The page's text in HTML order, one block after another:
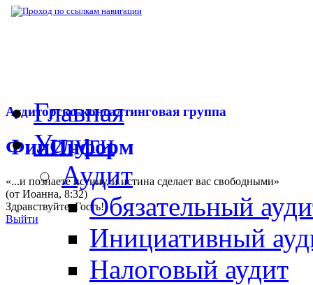
Аудиторско-консалтинговая группа
ФинИнформ
«...и познаете истину, и истина сделает вас свободными»
(от Иоанна, 8:32)
Здравствуйте,Гость!
Выйти
Главная
Услуги
Аудит
Обязательный
Инициативный
Налоговый аудит